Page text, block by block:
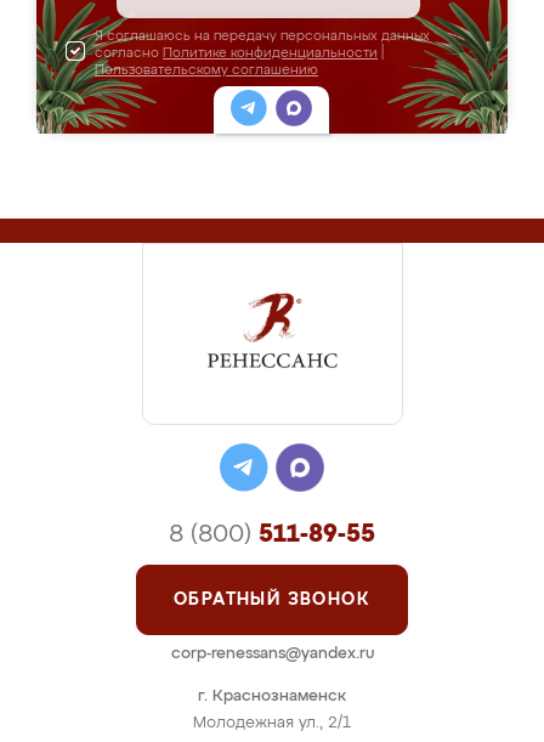
Я соглашаюсь на передачу персональных данных
согласно Политике конфиденциальности
Пользовательскому соглашению
г. Краснознаменск
Молодежная ул., 2/1
8 (800) 511-89-55
ОБРАТНЫЙ ЗВОНОК
corp-renessans@yandex.ru